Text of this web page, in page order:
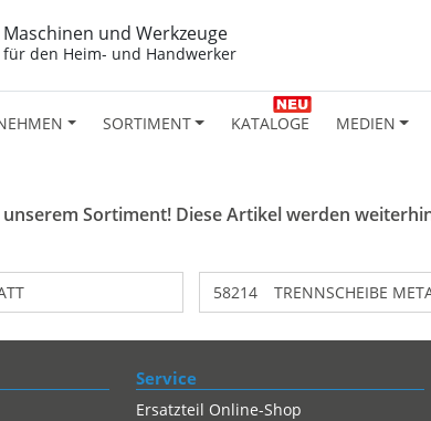
Maschinen und Werkzeuge
für den Heim- und Handwerker
SORTIMENT KATALOGE MEDIEN
Sortiment! Diese Artikel werden
58214 TRENNSCHEIBE
Service
Ersatzteil Online-Shop